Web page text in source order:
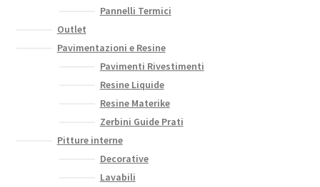
Pannelli Termici
Outlet
Pavimentazioni e Resine
Pavimenti Rivestimenti
Resine Liquide
Resine Materike
Zerbini Guide Prati
Pitture interne
Decorative
Lavabili